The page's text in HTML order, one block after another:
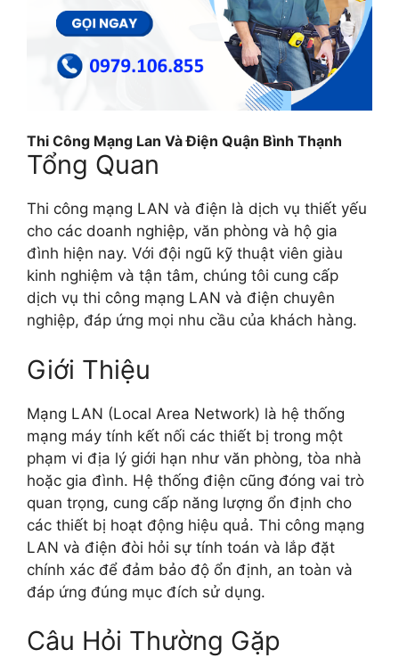
Thi Công Mạng Lan Và Điện Quận Bình Thạnh
Tổng Quan
Thi công mạng LAN và điện là dịch vụ thiết yếu
cho các doanh nghiệp, văn phòng và hộ gia
đình hiện nay. Với đội ngũ kỹ thuật viên giàu
kinh nghiệm và tận tâm, chúng tôi cung cấp
dịch vụ thi công mạng LAN và điện chuyên
nghiệp, đáp ứng mọi nhu cầu của khách hàng.
Giới Thiệu
Mạng LAN (Local Area Network) là hệ thống
mạng máy tính kết nối các thiết bị trong một
phạm vi địa lý giới hạn như văn phòng, tòa nhà
hoặc gia đình. Hệ thống điện cũng đóng vai trò
quan trọng, cung cấp năng lượng ổn định cho
các thiết bị hoạt động hiệu quả. Thi công mạng
LAN và điện đòi hỏi sự tính toán và lắp đặt
chính xác để đảm bảo độ ổn định, an toàn và
đáp ứng đúng mục đích sử dụng.
Câu Hỏi Thường Gặp